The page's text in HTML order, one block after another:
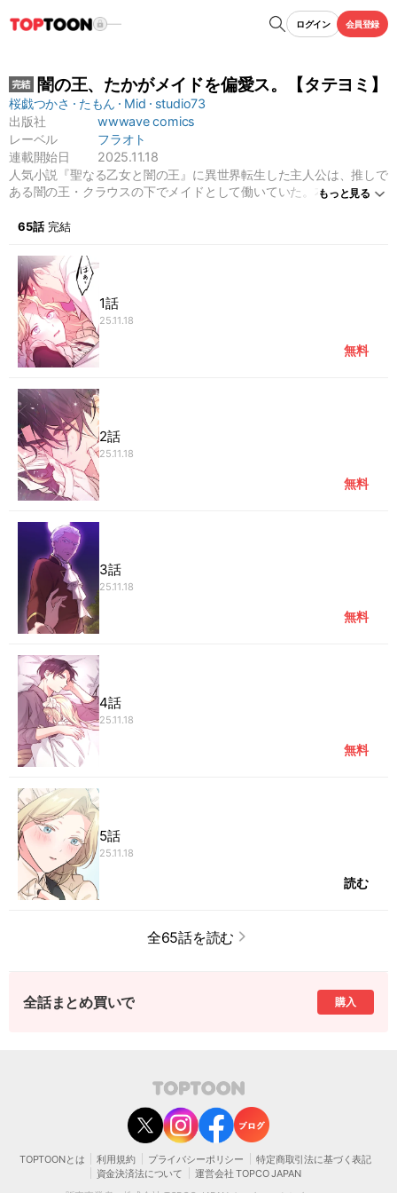
ログイン 会員登録
闇の王、たかがメイドを偏愛ス。【タテヨミ】
桜戯つかさ たもん Mid
studio73
出版社
wwwave comics
レーベル
フラオト
連載開始日
2025.11.18
もっと見る
人気小説『聖なる乙女と闇の王』に異世界転生した主人公は、推しで
ある闇の王・クラウスの下でメイドとして働いていた。本来なら正ヒ
れる。しかし、この世界には何故か聖女が存在しなくて…。どうにか
――「贄となる覚悟はできているのだろうな？」荒い息遣い、熱く火
照ったカラダで押し倒されて…。もしかして、闇の呪いが暴走して
る!?
65話 完結
1話
25.11.18
無料
2話
25.11.18
無料
3話
25.11.18
無料
4話
25.11.18
無料
5話
25.11.18
読む
全65話を読む
全話まとめ買いで 購入
TOPTOONとは 利用規約 プライバシーポリシー
特定商取引法に基づく表記
資金決済法について
運営会社 TOPCO JAPAN
contact@toptoon.jp
カスタマーセンター受付時間 10：30～13：00、14：00～18：30（土・日・祝日は
除く）
営業時間外にいただいたお問い合わせは、翌営業日以降にご対応いたしますことをご
了承ください。
モバイルやパソコンの迷惑メール対策等により、弊社からお送りするメールが正しく
届かない場合がございます。